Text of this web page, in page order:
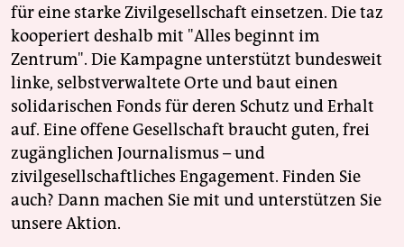
für eine starke Zivilgesellschaft einsetzen. Die taz
kooperiert deshalb mit "Alles beginnt im
Zentrum". Die Kampagne unterstützt bundesweit
linke, selbstverwaltete Orte und baut einen
solidarischen Fonds für deren Schutz und Erhalt
auf. Eine offene Gesellschaft braucht guten, frei
zugänglichen Journalismus – und
zivilgesellschaftliches Engagement. Finden Sie
auch? Dann machen Sie mit und unterstützen Sie
unsere Aktion.